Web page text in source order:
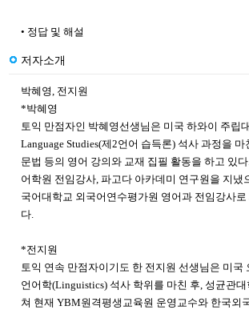
• 정답 및 해설
저자소개
박혜영, 전지원
*박혜영
토익 만점자인 박혜영선생님은 미국 하와이 주립
Language Studies(제2언어 습득론) 석사 과정을
문법 등의 영어 강의와 교재 집필 활동을 하고 있
어학원 전임강사, 파고다 아카데미 연구원을 지냈
국어대학교 외국어연수평가원 영어과 전임강사로
다
*전지원
토익 연속 만점자이기도 한 전지원 선생님은 미국
언어학(Linguistics) 석사 학위를 마친 후, 성균관
쳐 현재 YBM원격평생교육원 운영교수와 한국외